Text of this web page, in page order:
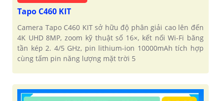
Tapo C460 KIT
Camera Tapo C460 KIT sở hữu độ phân giải cao lên đến
4K UHD 8MP, zoom kỹ thuật số 16×, kết nối Wi-Fi băng
tần kép 2. 4/5 GHz, pin lithium-ion 10000mAh tích hợp
cùng tấm pin năng lượng mặt trời 5